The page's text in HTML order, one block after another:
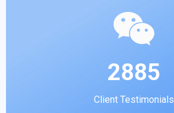
2885
Client Testimonials